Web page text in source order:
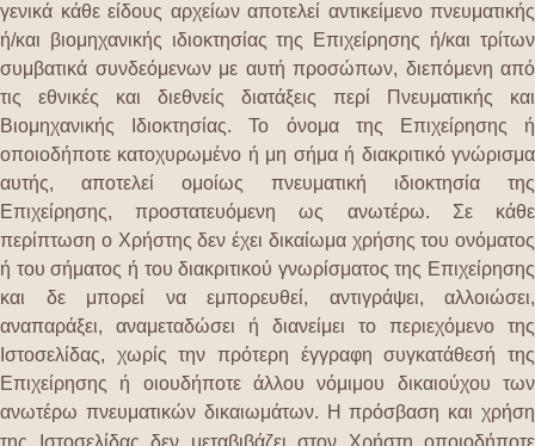
γενικά κάθε είδους αρχείων αποτελεί αντικείμενο πνευματικής
ή/και βιομηχανικής ιδιοκτησίας της Επιχείρησης ή/και τρίτων
συμβατικά συνδεόμενων με αυτή προσώπων, διεπόμενη από
τις εθνικές και διεθνείς διατάξεις περί Πνευματικής και
Βιομηχανικής Ιδιοκτησίας. Το όνομα της Επιχείρησης ή
οποιοδήποτε κατοχυρωμένο ή μη σήμα ή διακριτικό γνώρισμα
αυτής, αποτελεί ομοίως πνευματική ιδιοκτησία της
Επιχείρησης, προστατευόμενη ως ανωτέρω. Σε κάθε
περίπτωση ο Χρήστης δεν έχει δικαίωμα χρήσης του ονόματος
ή του σήματος ή του διακριτικού γνωρίσματος της Επιχείρησης
και δε μπορεί να εμπορευθεί, αντιγράψει, αλλοιώσει,
αναπαράξει, αναμεταδώσει ή διανείμει το περιεχόμενο της
Ιστοσελίδας, χωρίς την πρότερη έγγραφη συγκατάθεσή της
Επιχείρησης ή οιουδήποτε άλλου νόμιμου δικαιούχου των
ανωτέρω πνευματικών δικαιωμάτων. Η πρόσβαση και χρήση
της Ιστοσελίδας δεν μεταβιβάζει στον Χρήστη οποιοδήποτε